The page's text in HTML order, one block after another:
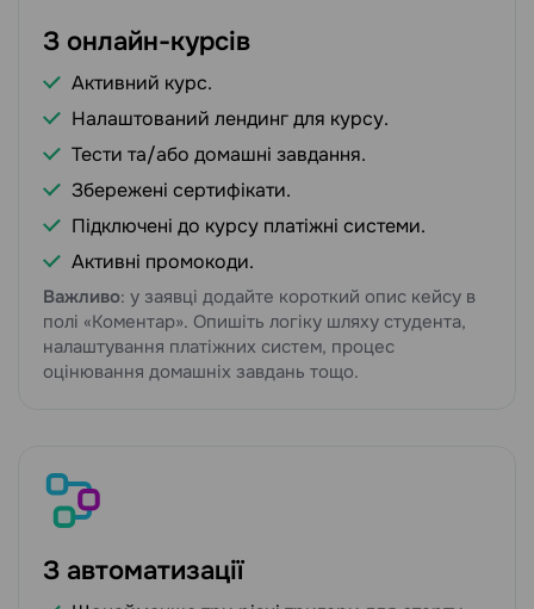
З онлайн-курсів
Активний курс.
Налаштований лендинг для курсу.
Тести та/або домашні завдання.
Збережені сертифікати.
Підключені до курсу платіжні системи.
Активні промокоди.
Важливо: у заявці додайте короткий опис кейсу в
полі «Коментар». Опишіть логіку шляху студента,
налаштування платіжних систем, процес
оцінювання домашніх завдань тощо.
З автоматизації